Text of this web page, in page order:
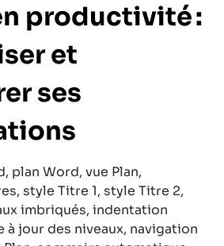
productivité :
et
ses